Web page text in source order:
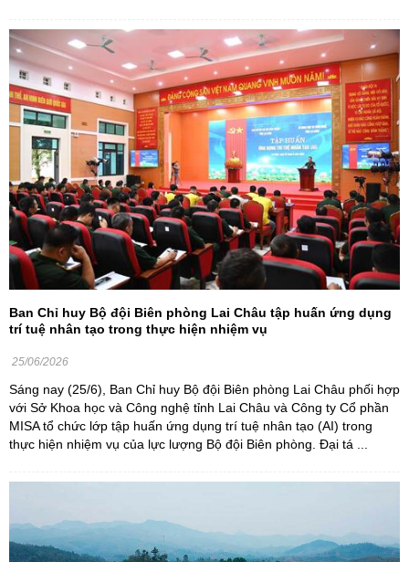
Ban Chỉ huy Bộ đội Biên phòng Lai Châu tập huấn ứng dụng
trí tuệ nhân tạo trong thực hiện nhiệm vụ
25/06/2026
Sáng nay (25/6), Ban Chỉ huy Bộ đội Biên phòng Lai Châu phối hợp
với Sở Khoa học và Công nghệ tỉnh Lai Châu và Công ty Cổ phần
MISA tổ chức lớp tập huấn ứng dụng trí tuệ nhân tạo (AI) trong
thực hiện nhiệm vụ của lực lượng Bộ đội Biên phòng. Đại tá ...